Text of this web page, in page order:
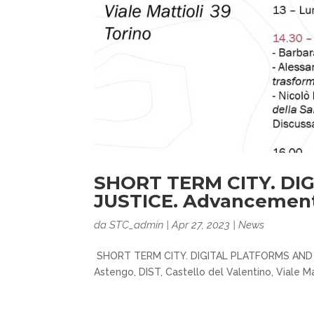
SHORT TERM CITY.
JUSTICE.
daSTC_admin |Apr 27, 2023 |News
SHORT TERM CITY. DIGITAL PLATFORMS
Astengo, DIST, Castello del Valentino, Viale